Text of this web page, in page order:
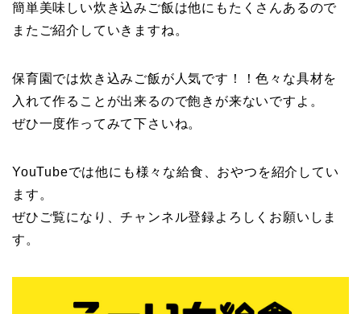
簡単美味しい炊き込みご飯は他にもたくさんあるので
またご紹介していきますね。
保育園では炊き込みご飯が人気です！！色々な具材を
入れて作ることが出来るので飽きが来ないですよ。
ぜひ一度作ってみて下さいね。
YouTubeでは他にも様々な給食、おやつを紹介してい
ます。
ぜひご覧になり、チャンネル登録よろしくお願いしま
す。